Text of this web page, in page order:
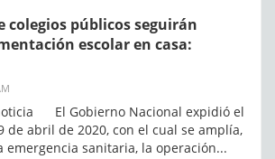
colegios públicos seguirán
escolar en casa:
El Gobierno Nacional expidió el
de abril de 2020, con el cual se amplía,
emergencia sanitaria, la operación...